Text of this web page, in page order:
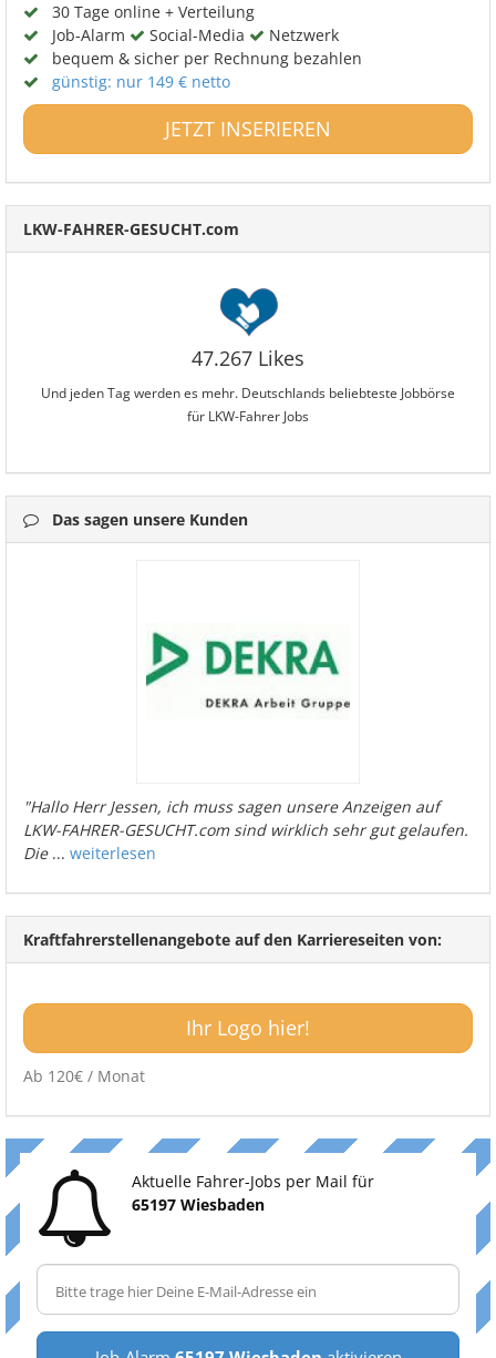
30 Tage online + Verteilung
Job-Alarm
Social-Media
Netzwerk
bequem & sicher per Rechnung bezahlen
günstig: nur 149 € netto
JETZT INSERIEREN
LKW-FAHRER-GESUCHT.com
47.267 Likes
Und jeden Tag werden es mehr. Deutschlands beliebteste Jobbörse
für LKW-Fahrer Jobs
Das sagen unsere Kunden
"Hallo Herr Jessen, ich muss sagen unsere Anzeigen auf
LKW-FAHRER-GESUCHT.com sind wirklich sehr gut gelaufen.
Die... weiterlesen
Kraftfahrerstellenangebote auf den Karriereseiten von:
Ihr Logo hier!
Ab 120€ / Monat
Aktuelle Fahrer-Jobs per Mail für
65197 Wiesbaden